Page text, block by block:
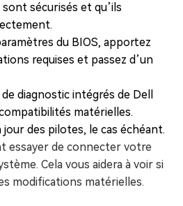
sont sécurisés et qu’ils
du BIOS, apportez
requises et passez d’un
diagnostic intégrés de Dell
matérielles.
jour des pilotes, le cas échéant.
essayer de connecter votre
Cela vous aidera à voir si
modifications matérielles.